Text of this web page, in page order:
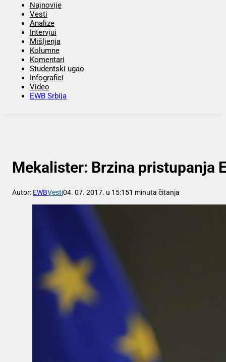
Najnovije
Vesti
Analize
Intervjui
Mišljenja
Kolumne
Komentari
Studentski ugao
Infografici
Video
EWB Srbija
Mekalister: Brzina pristupanja
Autor: EWBVesti04. 07. 2017. u 15:151 minuta čitanja